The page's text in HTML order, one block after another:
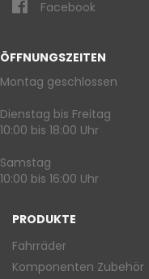
Facebook
ÖFFNUNGSZEITEN
Montag geschlossen
Dienstag bis Freitag
10:00 bis 18:00 Uhr
Samstag
10:00 bis 16:00 Uhr
PRODUKTE
Fahrräder
Komponenten Zubehör